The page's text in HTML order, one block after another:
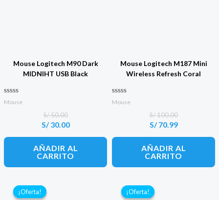
Mouse Logitech M90 Dark
MIDNIHT USB Black
Valorado con
Mouse
S/50.00
El
original
era:
S/ 50.00.
S/30.00
El
actual
es:
S/ 30.00.
AÑADIR AL
CARRITO
Mouse Logitech M187 Mini
Wireless Refresh Coral
Valorado con
Mouse
S/100.00
El
original
era:
S/ 100.00.
S/70.99
El
actual
es:
S/ 70.99.
AÑADIR AL
CARRITO
¡Oferta!
¡Oferta! ¡Oferta!
¡Oferta!